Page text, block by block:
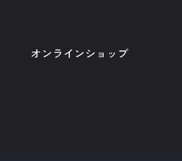
オンラインショップ